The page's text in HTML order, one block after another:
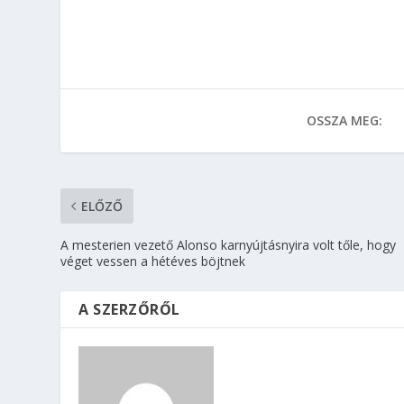
OSSZA MEG:
ELŐZŐ
A mesterien vezető Alonso karnyújtásnyira volt tőle, hogy
véget vessen a hétéves böjtnek
A SZERZŐRŐL